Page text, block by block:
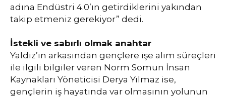
adına Endüstri 4.0’ın getirdiklerini yakından
takip etmeniz gerekiyor” dedi.
İstekli ve sabırlı olmak anahtar
Yaldız’ın arkasından gençlere işe alım süreçleri
ile ilgili bilgiler veren Norm Somun İnsan
Kaynakları Yöneticisi Derya Yılmaz ise,
gençlerin iş hayatında var olmasının yolunun